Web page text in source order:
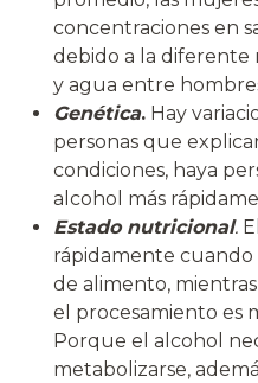
concentraciones en
debido a la diferente
y agua entre
Genética. Hay
personas que
condiciones, haya
alcohol más
Estado nutricional.
rápidamente cuando
de alimento,
el procesamiento es
Porque el alcohol
metabolizarse,